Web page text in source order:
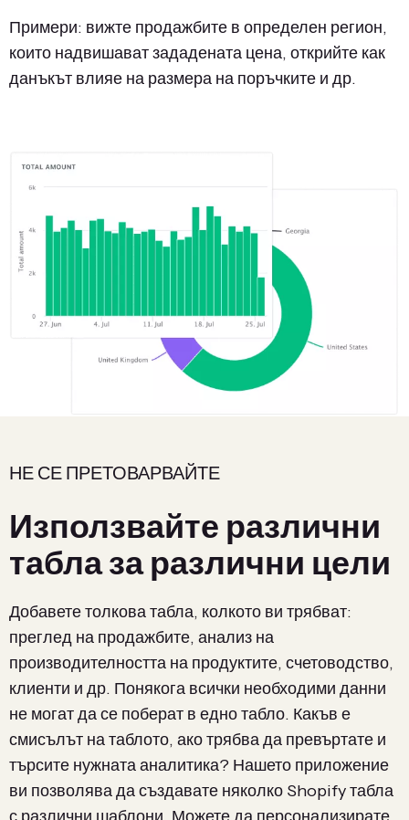
Примери: вижте продажбите в определен регион,
които надвишават зададената цена, открийте как
данъкът влияе на размера на поръчките и др.
НЕ СЕ ПРЕТОВАРВАЙТЕ
Използвайте различни
табла за различни цели
Добавете толкова табла, колкото ви трябват:
преглед на продажбите, анализ на
производителността на продуктите, счетоводство,
клиенти и др. Понякога всички необходими данни
не могат да се поберат в едно табло. Какъв е
смисълът на таблото, ако трябва да превъртате и
търсите нужната аналитика? Нашето приложение
ви позволява да създавате няколко Shopify табла